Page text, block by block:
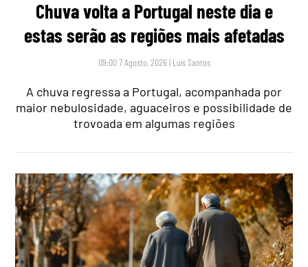
Chuva volta a Portugal neste dia e
estas serão as regiões mais afetadas
09:00 7 Agosto, 2026 | Luís Santos
A chuva regressa a Portugal, acompanhada por
maior nebulosidade, aguaceiros e possibilidade de
trovoada em algumas regiões